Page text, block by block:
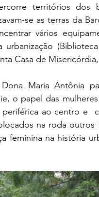
territórios dos
se as terras da
vários
Casa de
Maria Antônia
o papel das
periférica ao centro e
na roda
feminina na história